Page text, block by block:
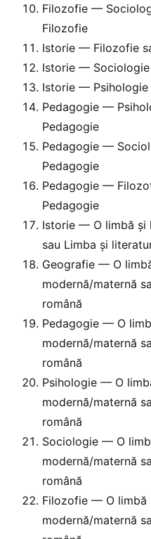
Filozofie —
Filozofie
Istorie — Filozofie
Istorie —
Istorie —
Pedagogie —
Pedagogie
Pedagogie —
Pedagogie
Pedagogie —
Pedagogie
Istorie — O limbă și
sau Limba și
Geografie — O
modernă/maternă
română
Pedagogie — O
modernă/maternă
română
Psihologie — O
modernă/maternă
română
Sociologie — O
modernă/maternă
română
Filozofie — O limbă
modernă/maternă